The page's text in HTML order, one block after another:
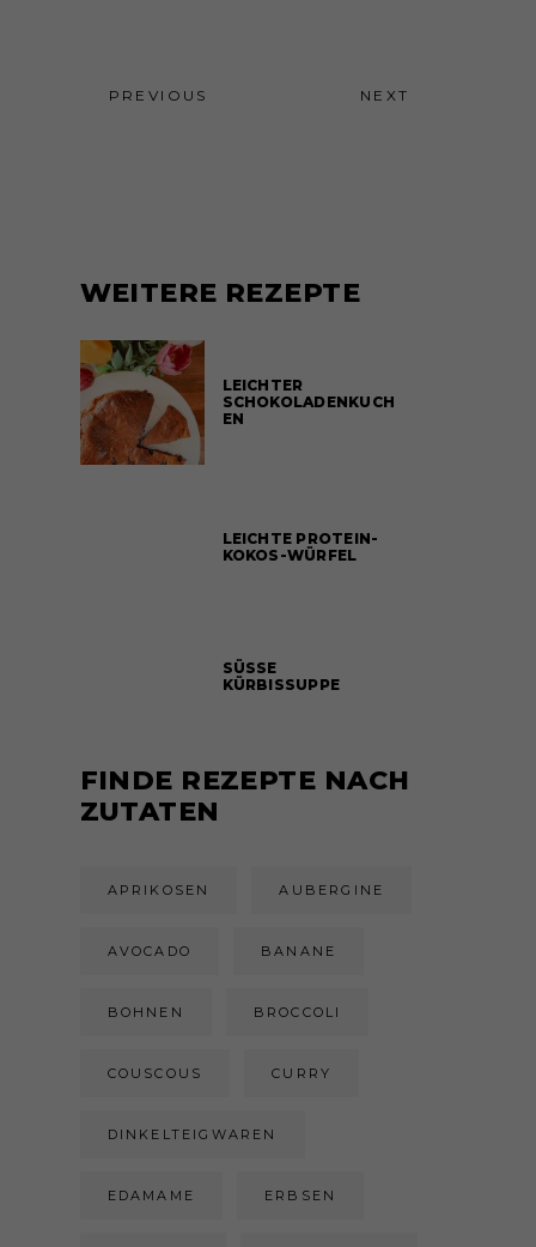
PREVIOUS NEXT
WEITERE REZEPTE
LEICHTER
SCHOKOLADENKUCH
EN
LEICHTE PROTEIN-
KOKOS-WÜRFEL
SÜSSE
KÜRBISSUPPE
FINDE REZEPTE NACH
ZUTATEN
APRIKOSEN AUBERGINE
AVOCADO BANANE
BOHNEN BROCCOLI
COUSCOUS CURRY
DINKELTEIGWAREN
EDAMAME ERBSEN